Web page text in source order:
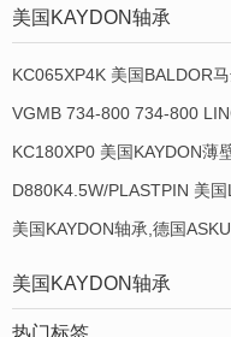
美国KAYDON轴承
KC065XP4K 美国BALDOR
KC180XP0 美国KAYDON薄
D880K4.5W/PLASTPIN 美
美国KAYDON轴承,德国
美国KAYDON轴承
热门标签